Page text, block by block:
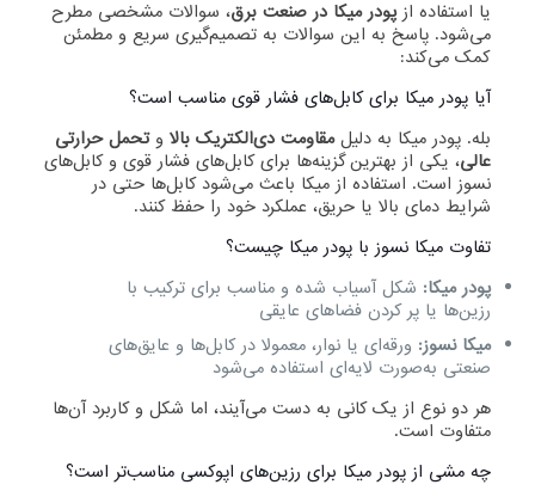
یا استفاده ازپودر میکا در صنعت برق، سوالات مشخصی مطرح
می‌شود. پاسخ به این سوالات به تصمیم‌گیری سریع و مطمئن
کمک می‌کند:
آیا پودر میکا برای کابل‌های فشار قوی مناسب است؟
بله. پودر میکا به دلیلمقاومت دی‌الکتریک بالاوتحمل حرارتی
عالی، یکی از بهترین گزینه‌ها برای کابل‌های فشار قوی و کابل‌های
نسوز است. استفاده از میکا باعث می‌شود کابل‌ها حتی در
شرایط دمای بالا یا حریق، عملکرد خود را حفظ کنند.
تفاوت میکا نسوز با پودر میکا چیست؟
پودر میکا: شکل آسیاب شده و مناسب برای ترکیب با
رزین‌ها یا پر کردن فضاهای عایقی
میکا نسوز: ورقه‌ای یا نوار، معمولا در کابل‌ها و عایق‌های
صنعتی به‌صورت لایه‌ای استفاده می‌شود
هر دو نوع از یک کانی به دست می‌آیند، اما شکل و کاربرد آن‌ها
متفاوت است.
چه مشی از پودر میکا برای رزین‌های اپوکسی مناسب‌تر است؟